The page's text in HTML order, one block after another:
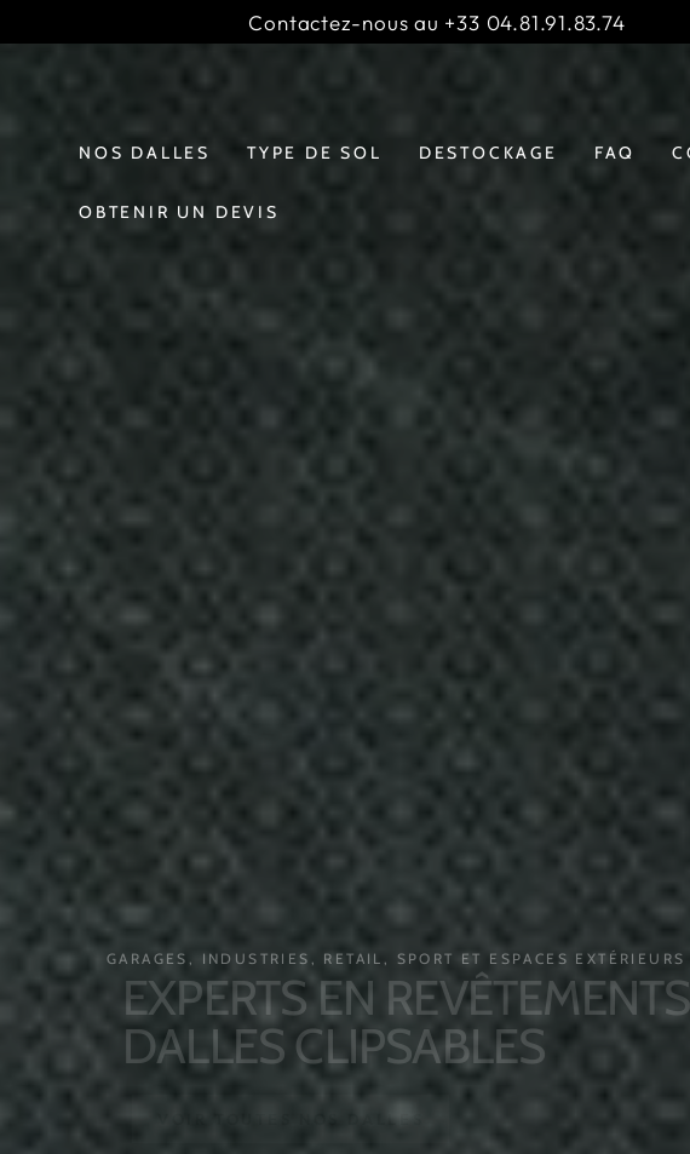
Contactez-nous au +33 04.81.91.83.74
NOS DALLES TYPE DE SOL DESTOCKAGE FAQ
OBTENIR UN DEVIS
GARAGES, INDUSTRIES, RETAIL, SPORT ET ESPACES EXTÉRIEURS
EXPERTS EN REVÊTEMENTS
DALLES CLIPSABLES
VOIR TOUTES NOS DALLES
banner